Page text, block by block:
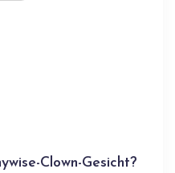
Clown-Gesicht?